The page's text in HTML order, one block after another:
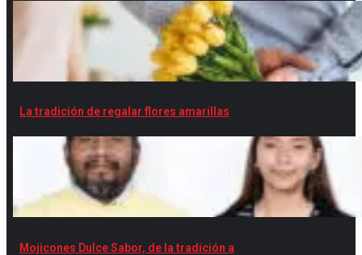
La tradición de regalar flores amarillas
Mojicones Dulce Sabor, de la tradición a